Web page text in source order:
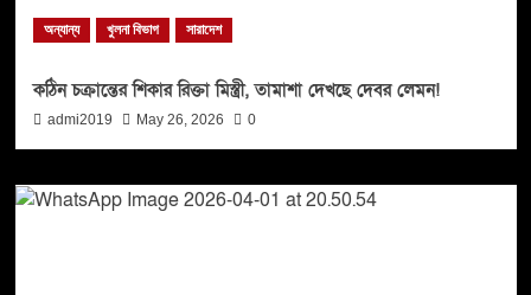
অন্যান্য খুলনা বিভাগ সারাদেশ
কঠিন চক্রান্তের শিকার রিক্তা মিস্ত্রী, তামাশা দেখছে দেবর লেমন!
admi2019 May 26, 2026 0